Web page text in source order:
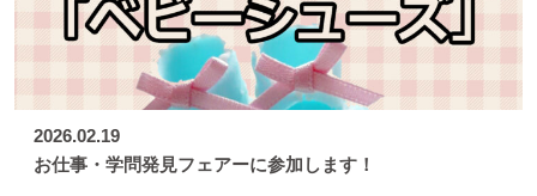
2026.02.19
お仕事・学問発見フェアーに参加します！